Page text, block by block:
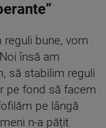
reguli bune, vom
însă am
să stabilim reguli
pe fond să facem
pe lângă
n-a pățit